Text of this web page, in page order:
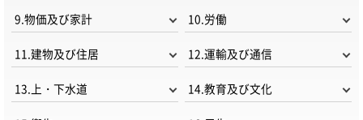
9.物価及び家計 10.労働
11.建物及び住居 12.運輸及び通信
13.上・下水道 14.教育及び文化